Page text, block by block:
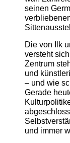
seinen
Die von Ilk
versteht
Zentrum
und
– und wie
Gerade
und immer